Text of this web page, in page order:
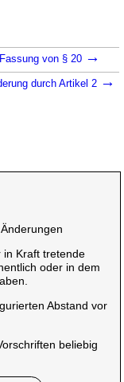
von § 20 →
durch Artikel 2 →
Kraft tretende
oder in dem
Abstand vor
beliebig